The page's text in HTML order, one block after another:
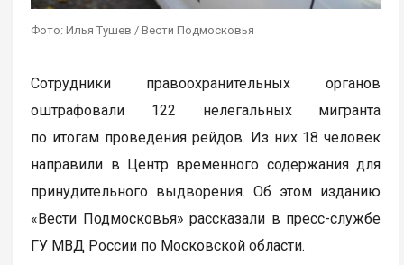
Фото: Илья Тушев / Вести Подмосковья
Сотрудники правоохранительных органов
оштрафовали 122 нелегальных мигранта
по итогам проведения рейдов. Из них 18 человек
направили в Центр временного содержания для
принудительного выдворения. Об этом изданию
«Вести Подмосковья» рассказали в пресс-службе
ГУ МВД России по Московской области.